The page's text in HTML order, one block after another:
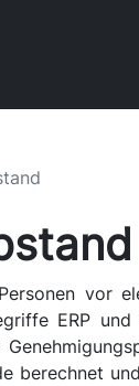
vor
ERP und
berechnet